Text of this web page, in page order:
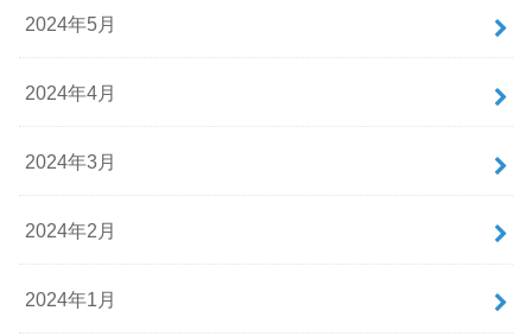
2024年5月
2024年4月
2024年3月
2024年2月
2024年1月